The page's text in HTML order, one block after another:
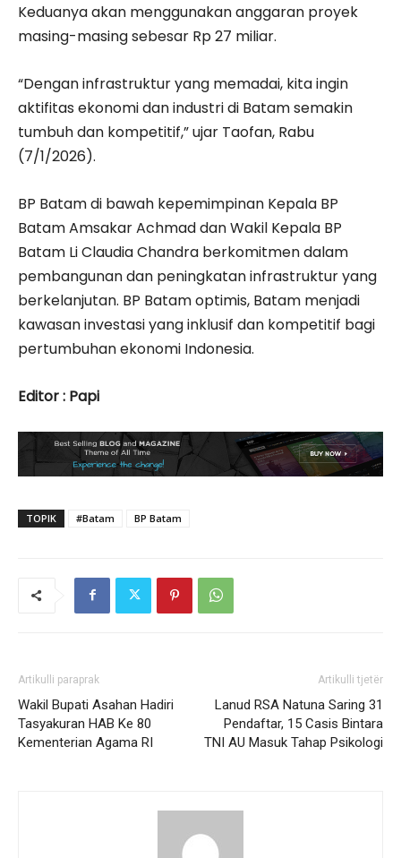
Keduanya akan menggunakan anggaran proyek
masing-masing sebesar Rp 27 miliar.
“Dengan infrastruktur yang memadai, kita ingin
aktifitas ekonomi dan industri di Batam semakin
tumbuh dan kompetitif,” ujar Taofan, Rabu
(7/1/2026).
BP Batam di bawah kepemimpinan Kepala BP
Batam Amsakar Achmad dan Wakil Kepala BP
Batam Li Claudia Chandra berkomitmen dalam
pembangunan dan peningkatan infrastruktur yang
berkelanjutan. BP Batam optimis, Batam menjadi
kawasan investasi yang inklusif dan kompetitif bagi
pertumbuhan ekonomi Indonesia.
Editor : Papi
TOPIK #Batam BP Batam
Artikulli paraprak
Wakil Bupati Asahan Hadiri
Tasyakuran HAB Ke 80
Kementerian Agama RI
Artikulli tjetër
Lanud RSA Natuna Saring 31
Pendaftar, 15 Casis Bintara
TNI AU Masuk Tahap Psikologi